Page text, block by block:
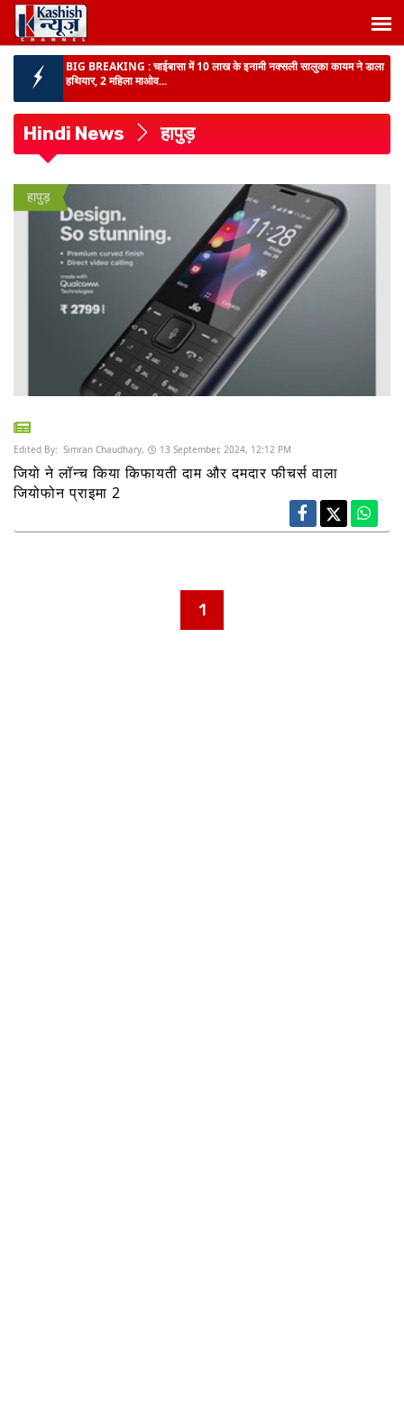
BIG BREAKING :चाईबासा में 10 लाख के इनामी नक्सली सालुका कायम ने डाला
हथियार, 2 महिला माओव...
पौधरोपण, लोगों से कहा- आप सभी एक-एक फ...
JHARKHAND NEWS :SIR-2026 को लेकर लातेहार DC ने वोटरों से की
BIHAR NEWS :
राजस्व मंत्री दिलीप जायसवाल का अधिकारियों को अल्टीमेटम,
अब हर 15 दिन में हो...
BIG BREAKING :AEDO परीक्षा सेटिंग मामले में EOU की बड़ी कार्रवाई, दो और
गिरफ्तार...
BIHAR NEWS :
पटना के सभी वार्डों में डोर-टू-डोर सेवा बहाल, शुक्रवार तक लगभग
9800 टन कचरे...
Hindi News हापुड़
हापुड़
Edited By: Simran Chaudhary, 13 September, 2024, 12:12 PM
जियो ने लॉन्च किया किफायती दाम और दमदार फीचर्स वाला
जियोफोन प्राइमा 2
1